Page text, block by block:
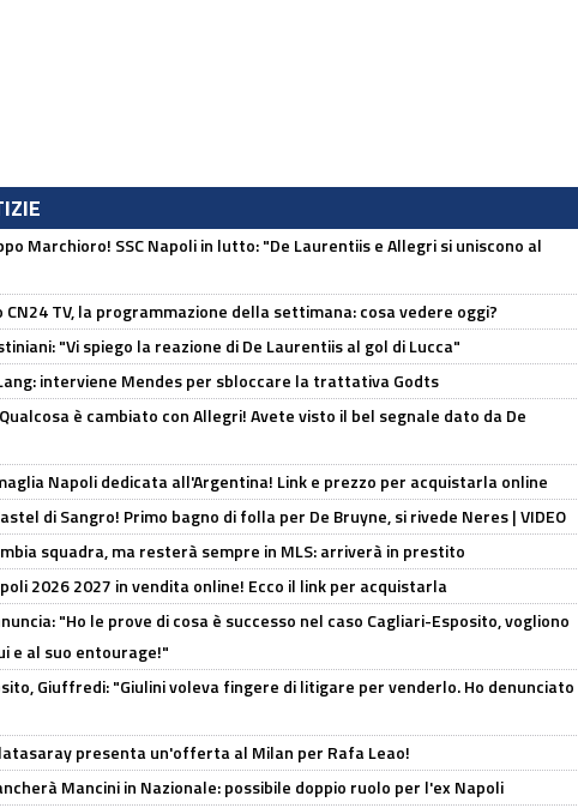
Marchioro! SSC Napoli in lutto: "De Laurentiis e Allegri si uniscono al
CN24 TV, la programmazione della settimana: cosa vedere oggi?
"Vi spiego la reazione di De Laurentiis al gol di Lucca"
interviene Mendes per sbloccare la trattativa Godts
è cambiato con Allegri! Avete visto il bel segnale dato da De
Napoli dedicata all'Argentina! Link e prezzo per acquistarla online
di Sangro! Primo bagno di folla per De Bruyne, si rivede Neres | VIDEO
squadra, ma resterà sempre in MLS: arriverà in prestito
2026 2027 in vendita online! Ecco il link per acquistarla
"Ho le prove di cosa è successo nel caso Cagliari-Esposito, vogliono
e al suo entourage!"
Giuffredi: "Giulini voleva fingere di litigare per venderlo. Ho denunciato
presenta un'offerta al Milan per Rafa Leao!
Mancini in Nazionale: possibile doppio ruolo per l'ex Napoli